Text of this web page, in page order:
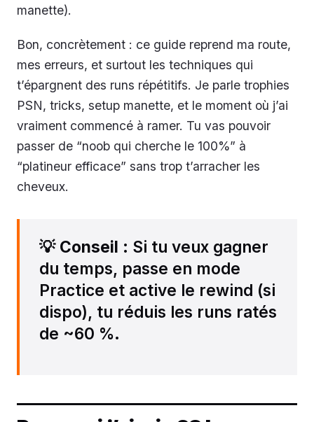
manette).
Bon, concrètement : ce guide reprend ma route,
mes erreurs, et surtout les techniques qui
t’épargnent des runs répétitifs. Je parle trophies
PSN, tricks, setup manette, et le moment où j’ai
vraiment commencé à ramer. Tu vas pouvoir
passer de “noob qui cherche le 100%” à
“platineur efficace” sans trop t’arracher les
cheveux.
💡 Conseil : Si tu veux gagner
du temps, passe en mode
Practice et active le rewind (si
dispo), tu réduis les runs ratés
de ~60 %.